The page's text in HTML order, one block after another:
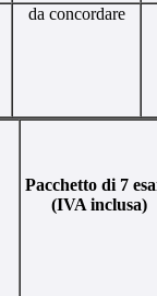
da concordare
Pacchetto di 7
(IVA inclusa)